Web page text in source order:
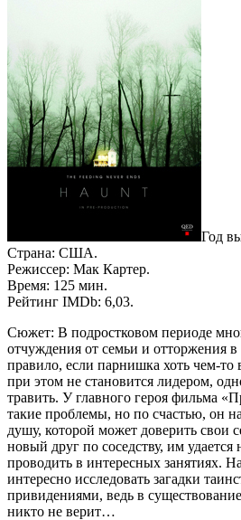
Год
Страна: США.
Режиссер: Мак Картер.
Время: 125 мин.
Рейтинг IMDb: 6,03.
Сюжет: В подростковом периоде
отчуждения от семьи и отторжения в
правило, если парнишка хоть чем-то
при этом не становится лидером,
травить. У главного героя фильма
такие проблемы, но по счастью, он
душу, которой может доверить свои
новый друг по соседству, им удается
проводить в интересных занятиях.
интересно исследовать загадки
привидениями, ведь в
никто не верит…